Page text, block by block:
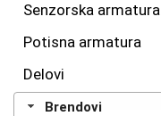
Senzorska armatura
Potisna armatura
Delovi
Brendovi